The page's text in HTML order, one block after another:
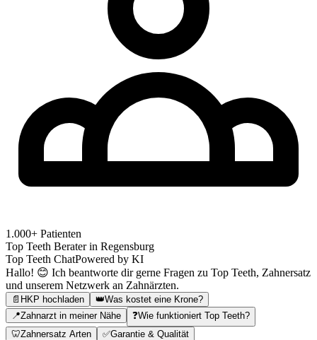
1.000+ Patienten
Top Teeth Berater in Regensburg
Top Teeth ChatPowered by KI
Hallo! 😊 Ich beantworte dir gerne Fragen zu Top Teeth, Zahnersatz
und unserem Netzwerk an Zahnärzten.
📄 HKP hochladen 👑Was kostet eine Krone?
📍Zahnarzt in meiner Nähe ❓Wie funktioniert Top Teeth?
🦷Zahnersatz Arten ✅Garantie & Qualität